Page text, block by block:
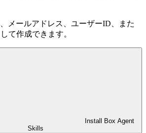
メールアドレス、ユーザーID、また
て作成できます。
Install Box Agent
Skills